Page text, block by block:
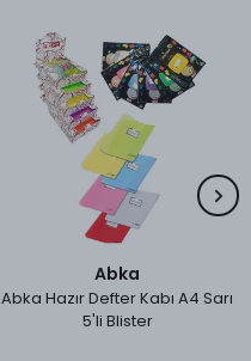
Abka
Abka Hazır Defter Kabı A4 Sarı
5'li Blister